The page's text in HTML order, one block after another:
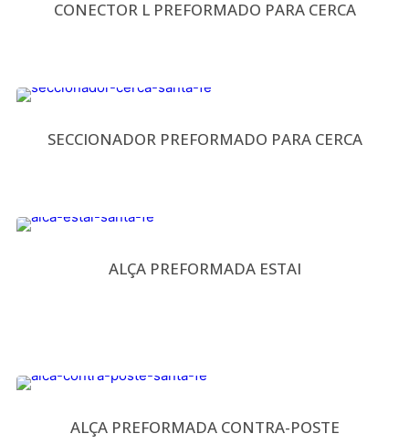
CONECTOR L PREFORMADO PARA CERCA
SECCIONADOR PREFORMADO PARA CERCA
ALÇA PREFORMADA ESTAI
ALÇA PREFORMADA CONTRA-POSTE